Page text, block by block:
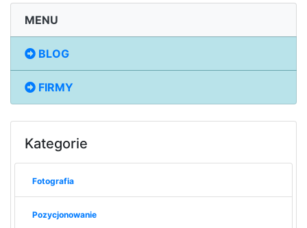
MENU
BLOG
FIRMY
Kategorie
Fotografia
Pozycjonowanie